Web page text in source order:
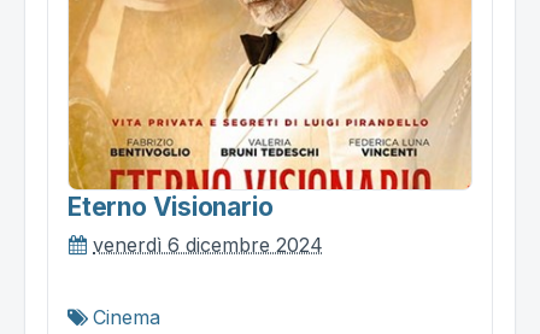
Eterno Visionario
venerdì 6 dicembre 2024
Cinema